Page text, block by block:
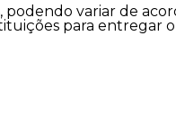
podendo variar de
para entregar